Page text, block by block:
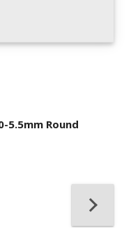
5.5mm Round